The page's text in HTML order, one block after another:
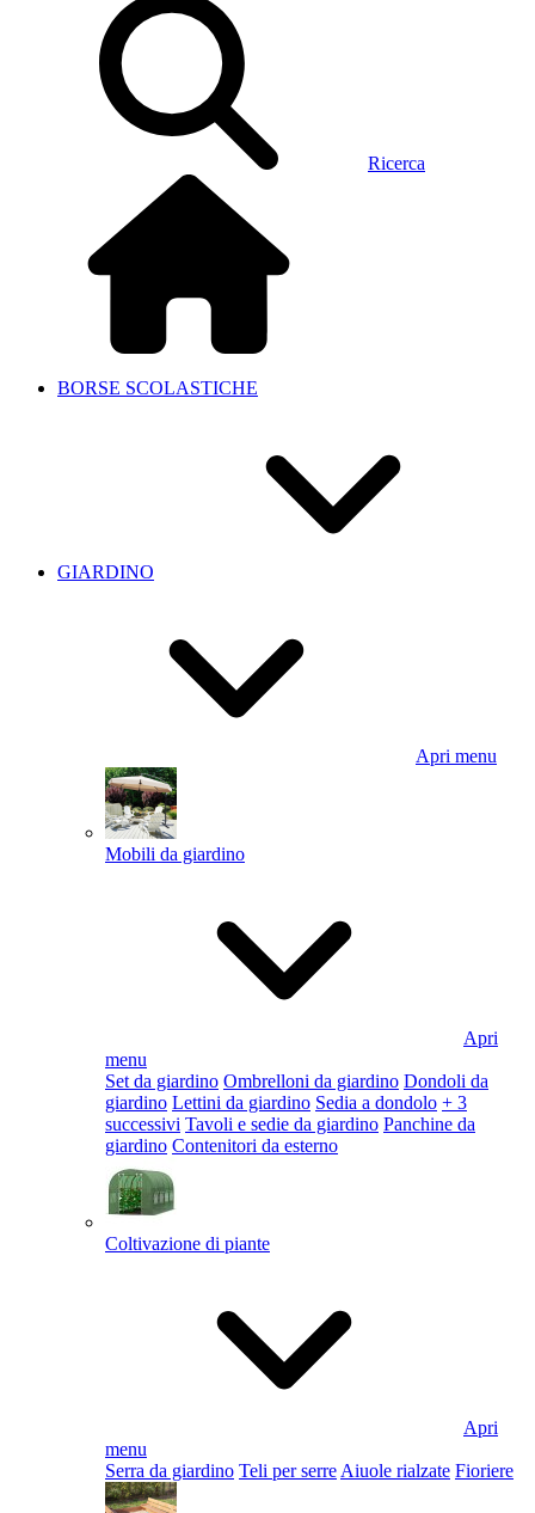
Ricerca
BORSE SCOLASTICHE
GIARDINO
Apri menu
Mobili da giardino
Apri
menu
Set da giardino Ombrelloni da giardino Dondoli da
giardino Lettini da giardino Sedia a dondolo + 3
successivi Tavoli e sedie da giardino Panchine da
giardino Contenitori da esterno
Coltivazione di piante
Apri
menu
Serra da giardino Teli per serre Aiuole rialzate Fioriere